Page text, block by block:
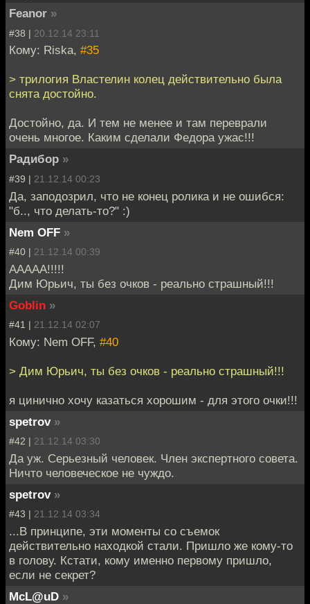
Feanor »
#38 | 20.12.14 23:11
Кому: Riska, #35
> трилогия Властелин колец действительно была
снята достойно.
Достойно, да. И тем не менее и там переврали
очень многое. Каким сделали Федора ужас!!!
Радибор »
#39 | 21.12.14 00:23
Да, заподозрил, что не конец ролика и не ошибся:
"б.., что делать-то?" :)
Nem OFF »
#40 | 21.12.14 00:39
ААААА!!!!!
Дим Юрьич, ты без очков - реально страшный!!!
Goblin »
#41 | 21.12.14 02:07
Кому: Nem OFF, #40
> Дим Юрьич, ты без очков - реально страшный!!!
я цинично хочу казаться хорошим - для этого очки!!!
spetrov »
#42 | 21.12.14 03:30
Да уж. Серьезный человек. Член экспертного совета.
Ничто человеческое не чуждо.
spetrov »
#43 | 21.12.14 03:34
...В принципе, эти моменты со съемок
действительно находкой стали. Пришло же кому-то
в голову. Кстати, кому именно первому пришло,
если не секрет?
McL@uD »